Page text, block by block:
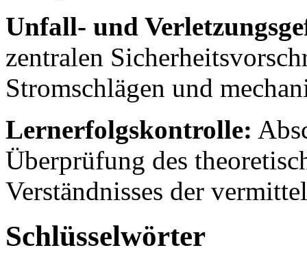
Unfall- und
zentralen
Stromschlägen und
Lernerfolgskontrolle:
Überprüfung des
Verständnisses der
Schlüsselwörter